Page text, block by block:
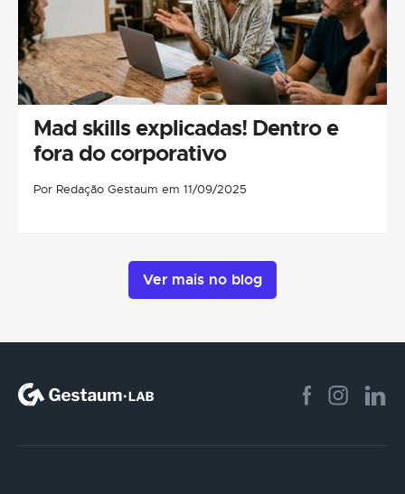
Mad skills explicadas! Dentro e
fora do corporativo
Por Redação Gestaum em 11/09/2025
Ver mais no blog